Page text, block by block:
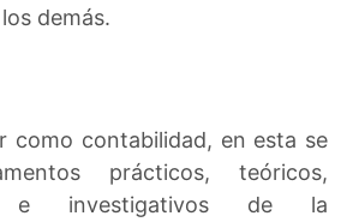
demás.
como contabilidad, en esta se
prácticos, teóricos,
e investigativos de la